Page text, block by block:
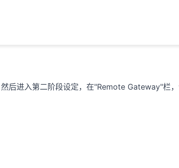
后进入第二阶段设定，在"Remote Gateway"栏